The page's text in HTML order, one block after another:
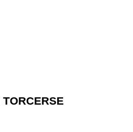
TORCERSE